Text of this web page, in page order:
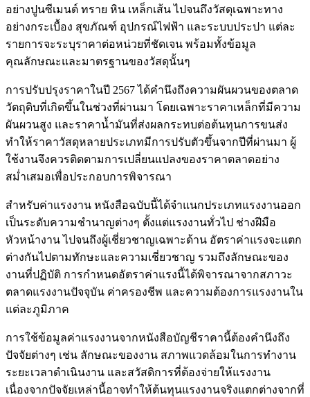
อย่างปูนซีเมนต์ ทราย หิน เหล็กเส้น ไปจนถึงวัสดุเฉพาะทาง
อย่างกระเบื้อง สุขภัณฑ์ อุปกรณ์ไฟฟ้า และระบบประปา แต่ละ
รายการจะระบุราคาต่อหน่วยที่ชัดเจน พร้อมทั้งข้อมูล
คุณลักษณะและมาตรฐานของวัสดุนั้นๆ
การปรับปรุงราคาในปี 2567 ได้คำนึงถึงความผันผวนของตลาด
วัตถุดิบที่เกิดขึ้นในช่วงที่ผ่านมา โดยเฉพาะราคาเหล็กที่มีความ
ผันผวนสูง และราคาน้ำมันที่ส่งผลกระทบต่อต้นทุนการขนส่ง
ทำให้ราคาวัสดุหลายประเภทมีการปรับตัวขึ้นจากปีที่ผ่านมา ผู้
ใช้งานจึงควรติดตามการเปลี่ยนแปลงของราคาตลาดอย่าง
สม่ำเสมอเพื่อประกอบการพิจารณา
สำหรับค่าแรงงาน หนังสือฉบับนี้ได้จำแนกประเภทแรงงานออก
เป็นระดับความชำนาญต่างๆ ตั้งแต่แรงงานทั่วไป ช่างฝีมือ
หัวหน้างาน ไปจนถึงผู้เชี่ยวชาญเฉพาะด้าน อัตราค่าแรงจะแตก
ต่างกันไปตามทักษะและความเชี่ยวชาญ รวมถึงลักษณะของ
งานที่ปฏิบัติ การกำหนดอัตราค่าแรงนี้ได้พิจารณาจากสภาวะ
ตลาดแรงงานปัจจุบัน ค่าครองชีพ และความต้องการแรงงานใน
แต่ละภูมิภาค
การใช้ข้อมูลค่าแรงงานจากหนังสือบัญชีราคานี้ต้องคำนึงถึง
ปัจจัยต่างๆ เช่น ลักษณะของงาน สภาพแวดล้อมในการทำงาน
ระยะเวลาดำเนินงาน และสวัสดิการที่ต้องจ่ายให้แรงงาน
เนื่องจากปัจจัยเหล่านี้อาจทำให้ต้นทุนแรงงานจริงแตกต่างจากที่